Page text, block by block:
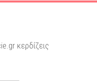
κερδίζεις